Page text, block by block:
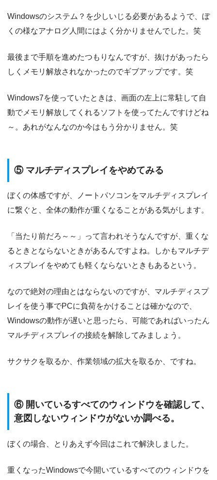
Windowsのシステム？を少しいじる必要があるようで、ぼ
くの様なアナログ人間にはよく分かりませんでした。笑
最後まで手順を進めたつもりなんですが、抜けがあったら
しくメモリ解放されなかったのでギブアップです。笑
Windows7を使っていたときは、画面の左上に常駐して自
動でメモリ解放してくれるソフトを使ってたんですけどね
～。あれがなんなのか今はもう分かりません。笑
⑤ マルチディスプレイをやめてみる
ぼくの体感ですが、ノートパソコンをマルチディスプレイ
に繋ぐと、全体の動作が重くなることがある気がします。
「当たり前だろ～～」って言われそうなんですが、重くな
るときとならないときがあるんですよね。しかもマルチデ
ィスプレイをやめても軽くならないときもあるという。
なので絶対の理由とはならないのですが、マルチディスプ
レイを使う事でPCに負荷をかけることは確かなので、
Windowsの動作が遅いと思ったら、可能であればいったん
マルチディスプレイの接続を解除してみましょう。
サクサクを取るか、作業領域の拡大を取るか、ですね。
⑥ 開いているすべてのウィンドウを確認して、
意図しないウィンドウがないか調べる。
ぼくの場合、とりあえず今回はこれで解決しました。
重くなったWindowsで今開いているすべてのウィンドウを